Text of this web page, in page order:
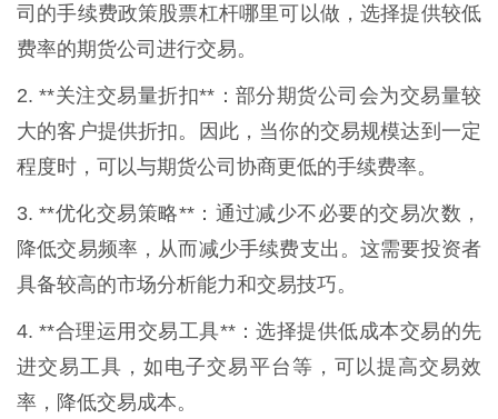
司的手续费政策股票杠杆哪里可以做，选择提供较低
费率的期货公司进行交易。
2. **关注交易量折扣**：部分期货公司会为交易量较
大的客户提供折扣。因此，当你的交易规模达到一定
程度时，可以与期货公司协商更低的手续费率。
3. **优化交易策略**：通过减少不必要的交易次数，
降低交易频率，从而减少手续费支出。这需要投资者
具备较高的市场分析能力和交易技巧。
4. **合理运用交易工具**：选择提供低成本交易的先
进交易工具，如电子交易平台等，可以提高交易效
率，降低交易成本。